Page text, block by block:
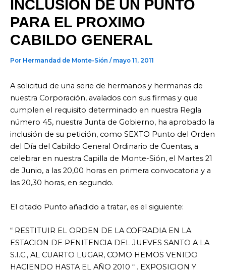
INCLUSION DE UN PUNTO
PARA EL PROXIMO
CABILDO GENERAL
Por Hermandad de Monte-Sión / mayo 11, 2011
A solicitud de una serie de hermanos y hermanas de
nuestra Corporación, avalados con sus firmas y que
cumplen el requisito determinado en nuestra Regla
número 45, nuestra Junta de Gobierno, ha aprobado la
inclusión de su petición, como SEXTO Punto del Orden
del Día del Cabildo General Ordinario de Cuentas, a
celebrar en nuestra Capilla de Monte-Sión, el Martes 21
de Junio, a las 20,00 horas en primera convocatoria y a
las 20,30 horas, en segundo.
El citado Punto añadido a tratar, es el siguiente:
“ RESTITUIR EL ORDEN DE LA COFRADIA EN LA
ESTACION DE PENITENCIA DEL JUEVES SANTO A LA
S.I.C., AL CUARTO LUGAR, COMO HEMOS VENIDO
HACIENDO HASTA EL AÑO 2010 “ . EXPOSICION Y